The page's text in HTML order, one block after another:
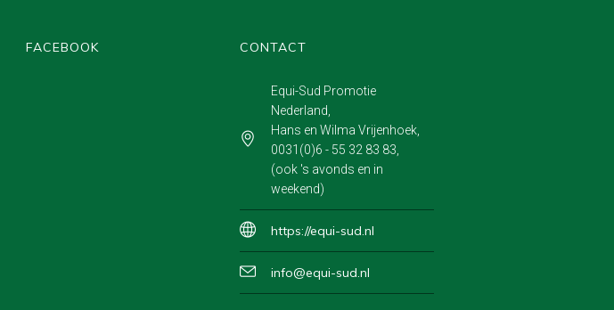
FACEBOOK CONTACT
Equi-Sud Promotie
Nederland
Hans en Wilma Vrijenhoek
0031(0)6 - 55 32 83 83
(ook 's avonds en in
weekend)
https://equi-sud.nl
info@equi-sud.nl